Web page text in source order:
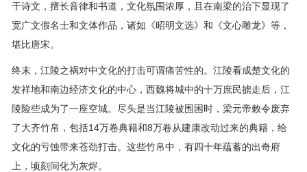
干诗文，擅长音律和书道，文化氛围浓厚，且在南梁的治下显现了
宽广文假名士和文体作品，诸如《昭明文选》和《文心雕龙》等，
堪比唐宋。
终末，江陵之祸对中文化的打击可谓痛苦性的。江陵看成楚文化的
发祥地和南边经济文化的中心，西魏将城中的十万庶民掳走后，江
陵险些成为了一座空城。尽头是当江陵被围困时，梁元帝敕令废弃
了大齐竹帛，包括14万卷典籍和8万卷从建康改动过来的典籍，给
文化的亏蚀带来苍劲打击。这些竹帛中，有四十年蕴蓄的出奇府
上，顷刻间化为灰烬。